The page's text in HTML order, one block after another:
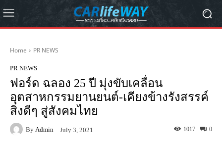
Home PR NEWS
PR NEWS
ฟอร์ด ฉลอง 25 ปี มุ่งขับเคลื่อน
อุตสาหกรรมยานยนต์-เคียงข้างรังสรรค์
สิ่งดีๆ สู่สังคมไทย
By Admin July 3, 2021 0
1017